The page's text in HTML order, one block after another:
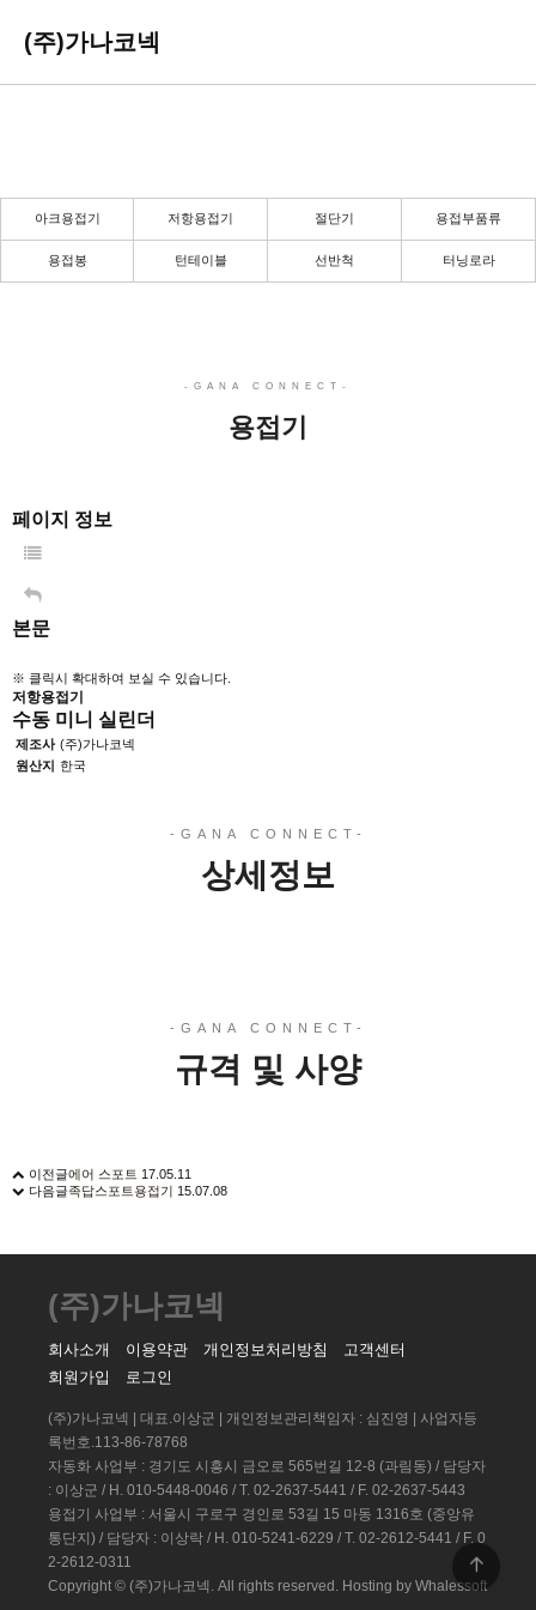
(주)가나코넥
아크용접기 저항용접기 절단기 용접부품류
용접봉 턴테이블 선반척 터닝로라
용접기
페이지 정보
본문
※ 클릭시 확대하여 보실 수 있습니다.
저항용접기
수동 미니 실린더
제조사 (주)가나코넥
원산지 한국
상세정보
규격 및 사양
이전글에어 스포트 17.05.11
다음글족답스포트용접기 15.07.08
(주)가나코넥
회사소개 이용약관 개인정보처리방침
고객센터
회원가입
로그인
(주)가나코넥 | 대표.이상군 | 개인정보관리책임자 : 심진영 | 사업자등
록번호.113-86-78768
자동화 사업부 : 경기도 시흥시 금오로 565번길 12-8 (과림동) / 담당자
: 이상군 / H. 010-5448-0046 / T. 02-2637-5441 / F. 02-2637-5443
용접기 사업부 : 서울시 구로구 경인로 53길 15 마동 1316호 (중앙유
통단지) / 담당자 : 이상락 / H. 010-5241-6229 / T. 02-2612-5441 / F. 0
2-2612-0311
Copyright © (주)가나코넥. All rights reserved. Hosting by Whalessoft